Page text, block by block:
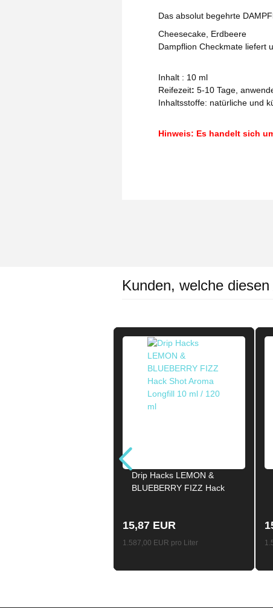
Das absolut begehrte
Cheesecake, Erdbeere
Dampflion Checkmate liefert
Inhalt : 10 ml
Reifezeit: 5-10 Tage,
Inhaltsstoffe: natürliche und
Hinweis: Es handelt sich
Kunden, welche
Drip Hacks LEMON &
BLUEBERRY FIZZ Hack
15,87 EUR
1.587,00 EUR pro Liter